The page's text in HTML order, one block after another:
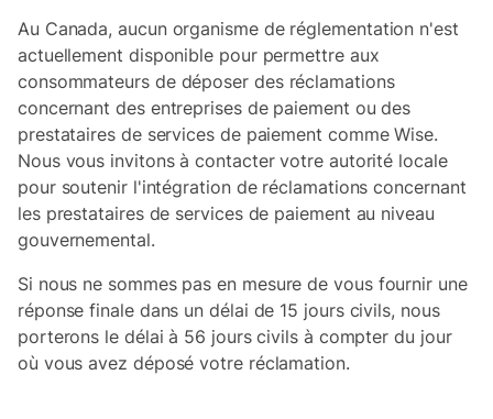
Au Canada, aucun organisme de réglementation n'est
actuellement disponible pour permettre aux
consommateurs de déposer des réclamations
concernant des entreprises de paiement ou des
prestataires de services de paiement comme Wise.
Nous vous invitons à contacter votre autorité locale
pour soutenir l'intégration de réclamations concernant
les prestataires de services de paiement au niveau
gouvernemental.
Si nous ne sommes pas en mesure de vous fournir une
réponse finale dans un délai de 15 jours civils, nous
porterons le délai à 56 jours civils à compter du jour
où vous avez déposé votre réclamation.